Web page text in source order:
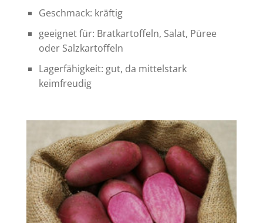
Geschmack: kräftig
geeignet für: Bratkartoffeln, Salat, Püree
oder Salzkartoffeln
Lagerfähigkeit: gut, da mittelstark
keimfreudig